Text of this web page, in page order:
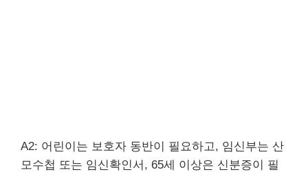
A2: 어린이는 보호자 동반이 필요하고, 임신부는 산
모수첩 또는 임신확인서, 65세 이상은 신분증이 필